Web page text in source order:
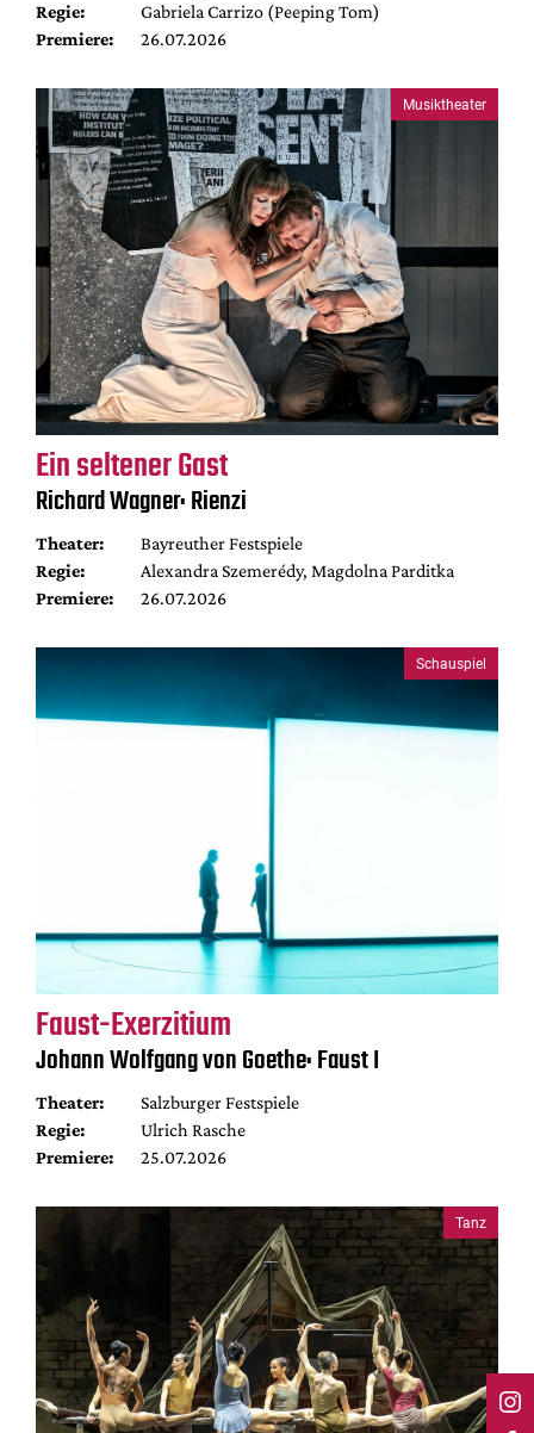
Regie:
Gabriela Carrizo (Peeping Tom)
Premiere:
26.07.2026
Musiktheater
Ein seltener Gast
Richard Wagner: Rienzi
Theater:
Bayreuther Festspiele
Regie:
Alexandra Szemerédy, Magdolna Parditka
Premiere:
26.07.2026
Schauspiel
Faust-Exerzitium
Johann Wolfgang von Goethe: Faust I
Theater:
Salzburger Festspiele
Regie:
Ulrich Rasche
Premiere:
25.07.2026
Tanz